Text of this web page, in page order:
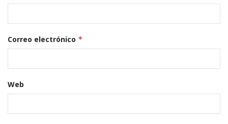
Correo electrónico *
Web